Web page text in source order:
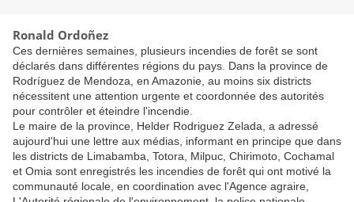
Ronald Ordoñez
Ces dernières semaines, plusieurs incendies de forêt se sont
déclarés dans différentes régions du pays. Dans la province de
Rodríguez de Mendoza, en Amazonie, au moins six districts
nécessitent une attention urgente et coordonnée des autorités
pour contrôler et éteindre l'incendie.
Le maire de la province, Helder Rodriguez Zelada, a adressé
aujourd'hui une lettre aux médias, informant en principe que dans
les districts de Limabamba, Totora, Milpuc, Chirimoto, Cochamal
et Omia sont enregistrés les incendies de forêt qui ont motivé la
communauté locale, en coordination avec l'Agence agraire,